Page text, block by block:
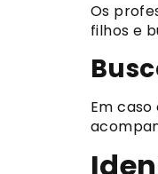
Os
filhos e
Em